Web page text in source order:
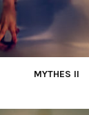
MYTHES II